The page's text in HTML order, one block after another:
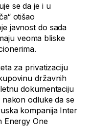
se da je i u
otišao
javnost do sada
veoma bliske
za privatizaciju
državnih
dokumentaciju
odluke da se
kompanija Inter
Energy One